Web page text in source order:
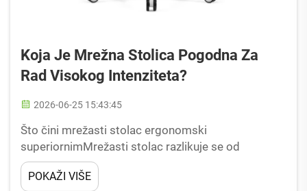
Koja Je Mrežna Stolica Pogodna Za
Rad Visokog Intenziteta?
2026-06-25 15:43:45
Što čini mrežasti stolac ergonomski
superiornimMrežasti stolac razlikuje se od
tradicionalnih uredskih sjedala time što se direktno
bavi biomehanskim izazovima dugotrajnog
POKAŽI VIŠE